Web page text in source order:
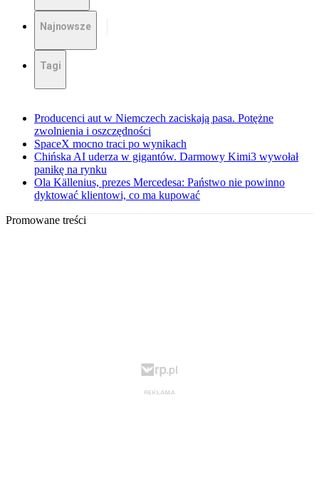
Najnowsze
Tagi
Producenci aut w Niemczech zaciskają pasa. Potężne
zwolnienia i oszczędności
SpaceX mocno traci po wynikach
Chińska AI uderza w gigantów. Darmowy Kimi3 wywołał
panikę na rynku
Ola Källenius, prezes Mercedesa: Państwo nie powinno
dyktować klientowi, co ma kupować
Promowane treści